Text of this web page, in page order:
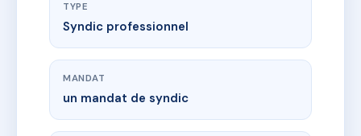
TYPE
Syndic professionnel
MANDAT
un mandat de syndic